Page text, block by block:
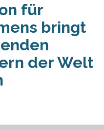
für
bringt
der Welt